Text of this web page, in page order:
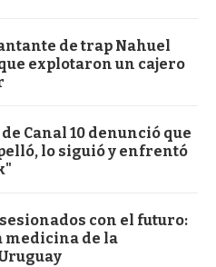
de trap Nahuel
explotaron un cajero
Canal 10 denunció que
lo siguió y enfrentó
con el futuro:
medicina de la